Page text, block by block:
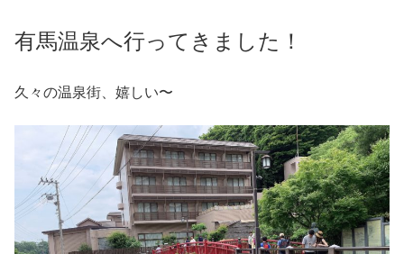
有馬温泉へ行ってきました！
久々の温泉街、嬉しい〜